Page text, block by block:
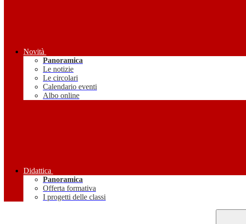
Novità
Panoramica
Le notizie
Le circolari
Calendario eventi
Albo online
Didattica
Panoramica
Offerta formativa
I progetti delle classi